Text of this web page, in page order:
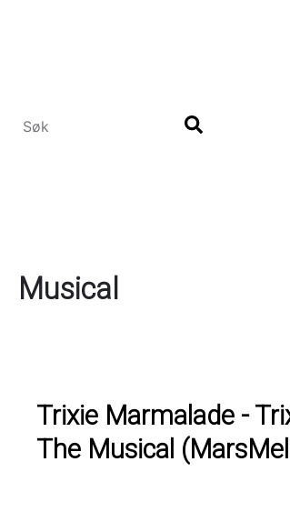
Musical
Trixie Marmalade -
The Musical